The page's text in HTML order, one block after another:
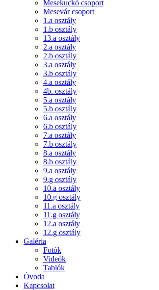
Mesekuckó csoport
Mesevár csoport
1.a osztály
1.b osztály
13.a osztály
2.a osztály
2.b osztály
3.a osztály
3.b osztály
4.a osztály
4b. osztály
5.a osztály
5.b osztály
6.a osztály
6.b osztály
7.a osztály
7.b osztály
8.a osztály
8.b osztály
9.a osztály
9.g osztály
10.a osztály
10.g osztály
11.a osztály
11.g osztály
12.a osztály
12.g osztály
Galéria
Fotók
Videók
Tablók
Óvoda
Kapcsolat